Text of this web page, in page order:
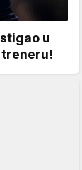
stigao u
treneru!